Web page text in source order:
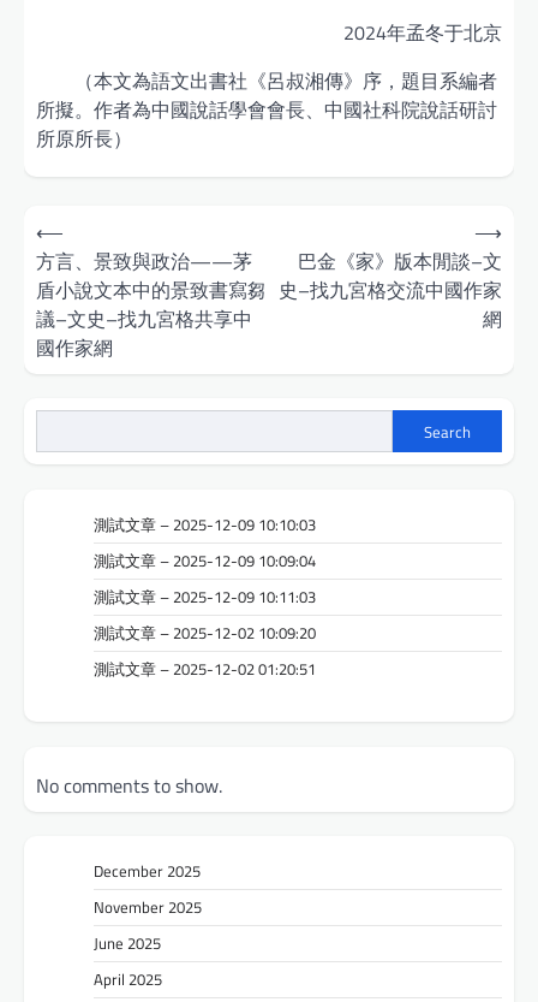
2024年孟冬于北京
（本文為語文出書社《呂叔湘傳》序，題目系編者
所擬。作者為中國說話學會會長、中國社科院說話研討
所原所長）
Post
navigation
⟵
方言、景致與政治——茅
盾小說文本中的景致書寫芻
議–文史–找九宮格共享中
國作家網
巴金《家》版本閒談–文
史–找九宮格交流中國作家
網
⟶
Search
測試文章 – 2025-12-09 10:10:03
測試文章 – 2025-12-09 10:09:04
測試文章 – 2025-12-09 10:11:03
測試文章 – 2025-12-02 10:09:20
測試文章 – 2025-12-02 01:20:51
No comments to show.
December 2025
November 2025
June 2025
April 2025